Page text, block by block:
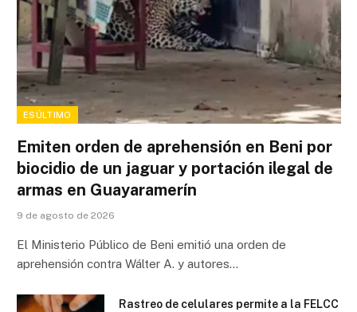
ESÚLTIMO
Emiten orden de aprehensión en Beni por
biocidio de un jaguar y portación ilegal de
armas en Guayaramerín
9 de agosto de 2026
El Ministerio Público de Beni emitió una orden de
aprehensión contra Wálter A. y autores…
Rastreo de celulares permite a la FELCC